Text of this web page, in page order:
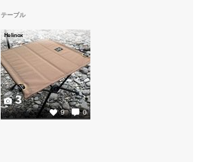
テーブル
Helinox
9 0
3